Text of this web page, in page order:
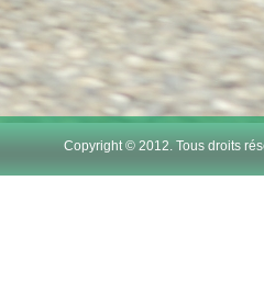
17
Copyright © 2012. Tous droits